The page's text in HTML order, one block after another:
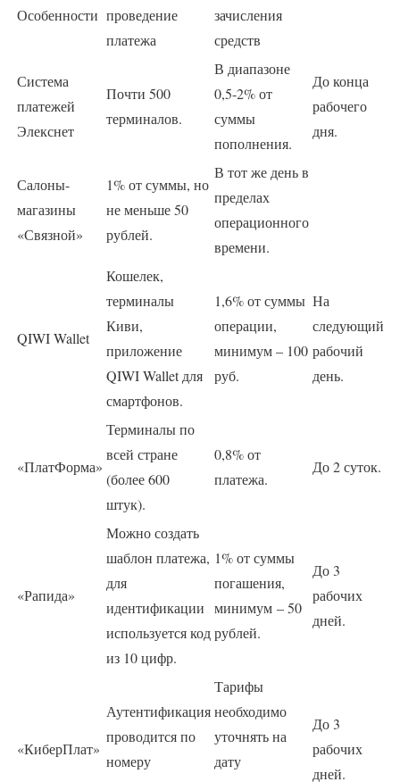
Особенности проведение
платежа
зачисления
средств
Система
платежей
Элекснет
Почти 500
терминалов.
В диапазоне
0,5-2% от
суммы
пополнения.
До конца
рабочего
дня.
Салоны-
магазины
«Связной»
1% от суммы, но
не меньше 50
рублей.
В тот же день в
пределах
операционного
времени.
QIWI Wallet
Кошелек,
терминалы
Киви,
приложение
QIWI Wallet для
смартфонов.
1,6% от суммы
операции,
минимум – 100
руб.
На
следующий
рабочий
день.
«ПлатФорма»
Терминалы по
всей стране
(более 600
штук).
0,8% от
платежа.
До 2 суток.
«Рапида»
Можно создать
шаблон платежа,
для
идентификации
используется код
из 10 цифр.
1% от суммы
погашения,
минимум – 50
рублей.
До 3
рабочих
дней.
«КиберПлат»
Аутентификация
проводится по
номеру
Тарифы
необходимо
уточнять на
дату
До 3
рабочих
дней.